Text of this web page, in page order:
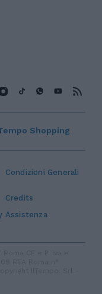
Condizioni Generali
Credits
Assistenza
Shopping